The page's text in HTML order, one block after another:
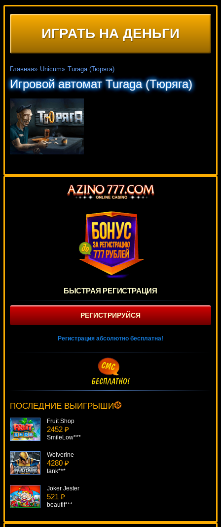
ИГРАТЬ НА ДЕНЬГИ
Главная» Unicum» Turaga (Тюряга)
Игровой автомат Turaga (Тюряга)
БЫСТРАЯ РЕГИСТРАЦИЯ
РЕГИСТРИРУЙСЯ
Регистрация абсолютно бесплатна!
ПОСЛЕДНИЕ ВЫИГРЫШИ
Panamer***
Fruit Shop
2452 ₽
SmileLow***
Wolverine
4280 ₽
tank***
Joker Jester
521 ₽
beautif***
Ugga Bugga